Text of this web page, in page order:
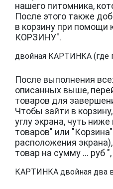
нашего питомника,
После этого также
в корзину при
КОРЗИНУ".
двойная КАРТИНКА (где
После выполнения
описанных выше,
товаров для
Чтобы зайти в
углу экрана, чуть
товаров" или
расположения
товар на сумму ... руб
КАРТИНКА двойная два